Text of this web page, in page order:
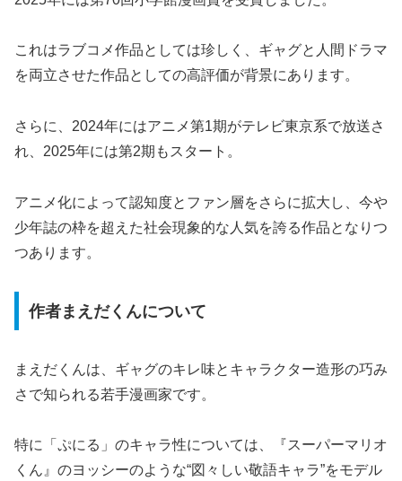
これはラブコメ作品としては珍しく、ギャグと人間ドラマ
を両立させた作品としての高評価が背景にあります。
さらに、2024年にはアニメ第1期がテレビ東京系で放送さ
れ、2025年には第2期もスタート。
アニメ化によって認知度とファン層をさらに拡大し、今や
少年誌の枠を超えた社会現象的な人気を誇る作品となりつ
つあります。
作者まえだくんについて
まえだくんは、ギャグのキレ味とキャラクター造形の巧み
さで知られる若手漫画家です。
特に「ぷにる」のキャラ性については、『スーパーマリオ
くん』のヨッシーのような“図々しい敬語キャラ”をモデル